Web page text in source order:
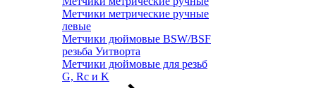
Метчики метрические ручные
левые
Метчики дюймовые BSW/BSF
резьба Уитворта
Метчики дюймовые для резьб
G, Rc и K